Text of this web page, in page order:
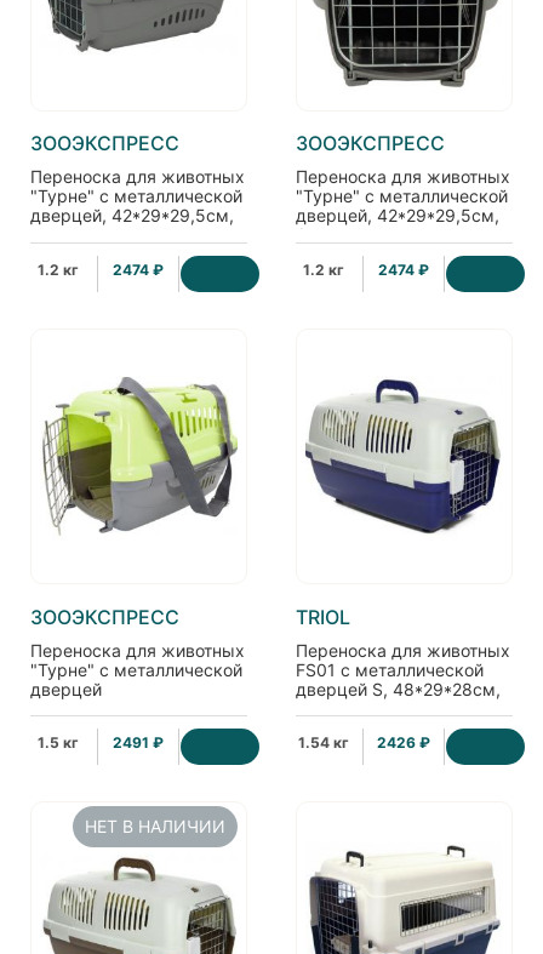
ЗООЭКСПРЕСС
Переноска для животных
"Турне" с металлической
дверцей, 42*29*29,5см,
1.2 кг 2474 ₽
ЗООЭКСПРЕСС
Переноска для животных
"Турне" с металлической
дверцей, 42*29*29,5см,
фиолетовая
1.2 кг 2474 ₽
ЗООЭКСПРЕСС
Переноска для животных
"Турне" с металлической
дверцей
48*32*32см, зеленая
1.5 кг 2491 ₽
TRIOL
Переноска для животных
FS01 с металлической
дверцей S, 48*29*28см,
1.54 кг 2426 ₽
НЕТ В НАЛИЧИИ